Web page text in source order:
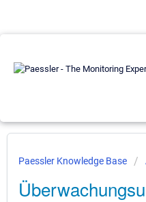
Paessler Knowledge Base